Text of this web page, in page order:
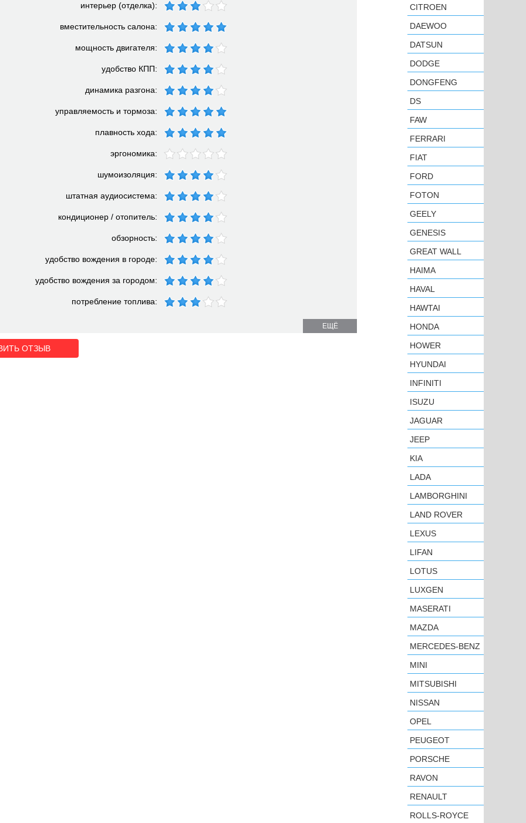
интерьер (отделка):
вместительность салона:
мощность двигателя:
удобство КПП:
динамика разгона:
управляемость и тормоза:
плавность хода:
эргономика:
шумоизоляция:
штатная аудиосистема:
кондиционер / отопитель:
обзорность:
удобство вождения в городе:
удобство вождения за городом:
потребление топлива:
ЕЩЁ
ОТЗЫВ
CITROEN
DAEWOO
DATSUN
DODGE
DONGFENG
DS
FAW
FERRARI
FIAT
FORD
FOTON
GEELY
GENESIS
GREAT WALL
HAIMA
HAVAL
HAWTAI
HONDA
HOWER
HYUNDAI
INFINITI
ISUZU
JAGUAR
JEEP
KIA
LADA
LAMBORGHINI
LAND ROVER
LEXUS
LIFAN
LOTUS
LUXGEN
MASERATI
MAZDA
MERCEDES-BENZ
MINI
MITSUBISHI
NISSAN
OPEL
PEUGEOT
PORSCHE
RAVON
RENAULT
ROLLS-ROYCE